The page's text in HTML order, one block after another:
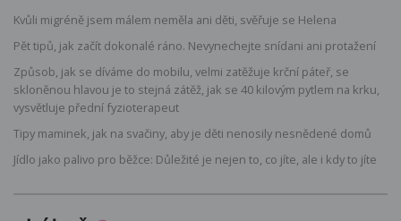
Kvůli migréně jsem málem neměla ani děti, svěřuje se Helena
Pět tipů, jak začít dokonalé ráno. Nevynechejte snídani ani protažení
Způsob, jak se díváme do mobilu, velmi zatěžuje krční páteř, se
skloněnou hlavou je to stejná zátěž, jak se 40 kilovým pytlem na krku,
vysvětluje přední fyzioterapeut
Tipy maminek, jak na svačiny, aby je děti nenosily nesnědené domů
Jídlo jako palivo pro běžce: Důležité je nejen to, co jíte, ale i kdy to jíte